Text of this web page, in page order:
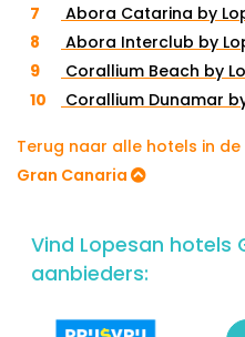
Abora Catarina by
Abora Interclub by
Corallium Beach by
Corallium Dunamar
Terug naar alle hotels in
Gran Canaria
Vind Lopesan hotels
aanbieders: